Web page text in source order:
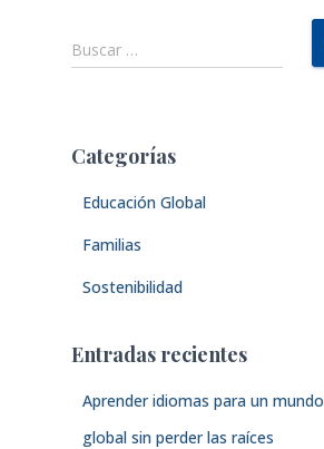
B
u
r
Buscar …
Categorías
Educación Global
Familias
Sostenibilidad
Entradas recientes
Aprender idiomas para un mundo
global sin perder las raíces